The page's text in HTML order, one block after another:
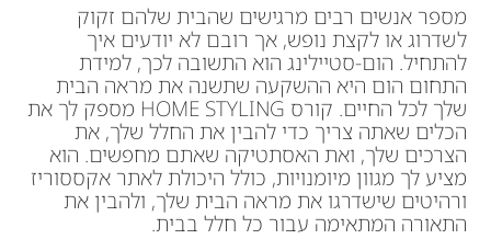
מספר אנשים רבים מרגישים שהבית שלהם זקוק
לשדרוג או לקצת נופש, אך רובם לא יודעים איך
להתחיל. הום-סטיילינג הוא התשובה לכך, למידת
התחום הום היא ההשקעה שתשנה את מראה הבית
שלך לכל החיים. קורס HOME STYLING מספק לך את
הכלים שאתה צריך כדי להבין את החלל שלך, את
הצרכים שלך, ואת האסתטיקה שאתם מחפשים. הוא
מציע לך מגוון מיומנויות, כולל היכולת לאתר אקססוריז
ורהיטים שישדרגו את מראה הבית שלך, ולהבין את
התאורה המתאימה עבור כל חלל בבית.